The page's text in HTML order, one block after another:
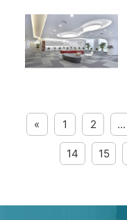
« 1 2 ...
14 15